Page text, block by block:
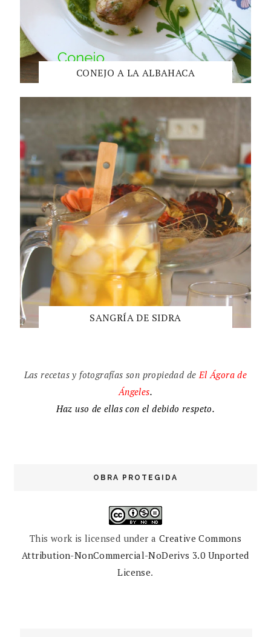
CONEJO A LA ALBAHACA
SANGRÍA DE SIDRA
Las recetas y fotografías son propiedad deElÁgora de
Ángeles.
Haz uso de ellas con el debido respeto.
OBRA PROTEGIDA
This work is licensed under a Creative Commons
Attribution-NonCommercial-NoDerivs 3.0 Unported
License.